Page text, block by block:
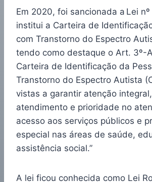
Em 2020, foi sancionada a Lei nº
institui a Carteira de
com Transtorno do Espectro
tendo como destaque o Art. 3º-
Carteira de Identificação da
Transtorno do Espectro Autista
vistas a garantir atenção
atendimento e prioridade no
acesso aos serviços públicos e
especial nas áreas de saúde,
assistência social.”
A lei ficou conhecida como Lei